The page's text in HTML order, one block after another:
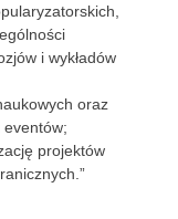
i wykładów
oraz
projektów